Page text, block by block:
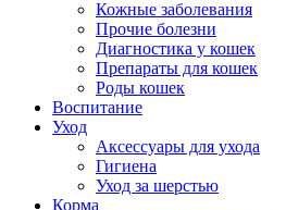
Кожные заболевания
Прочие болезни
Диагностика у кошек
Препараты для кошек
Роды кошек
Воспитание
Уход
Аксессуары для ухода
Гигиена
Уход за шерстью
Корма